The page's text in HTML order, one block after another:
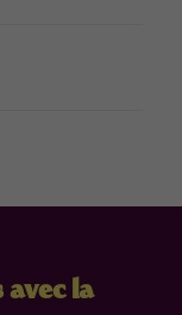
avec la